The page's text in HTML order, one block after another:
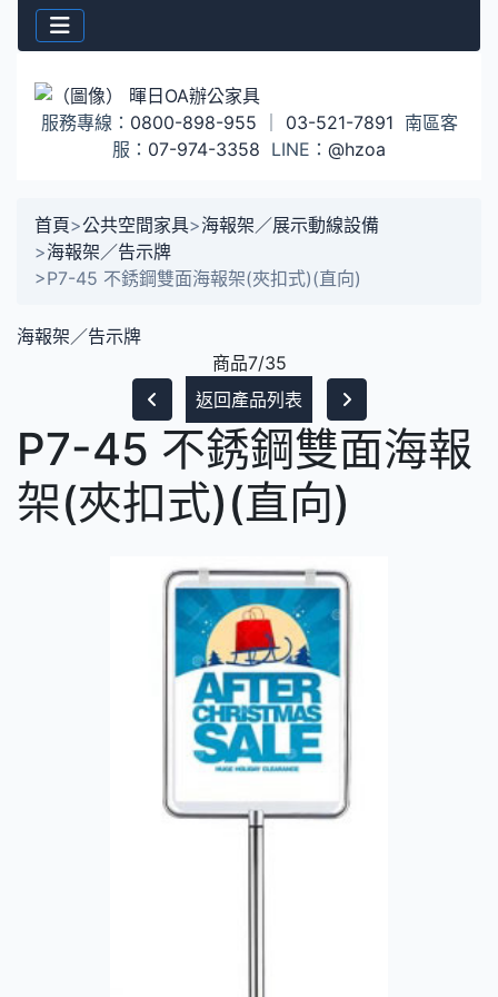
服務專線： 0800-898-955 03-521-7891 南區客
服： 07-974-3358 LINE： @hzoa
首頁>公共空間家具>海報架／展示動線設備
>海報架／告示牌
>P7-45 不銹鋼雙面海報架(夾扣式)(直向)
海報架／告示牌
商品7/35
返回產品列表
P7-45 不銹鋼雙面海報
架(夾扣式)(直向)